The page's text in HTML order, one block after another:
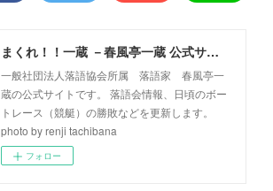
まくれ！！一蔵 －春風亭一蔵 公式サイト－
一般社団法人落語協会所属 落語家 春風亭一
蔵の公式サイトです。 落語会情報、日頃のボー
トレース（競艇）の勝敗などを更新します。
photo by renji tachibana
フォロー